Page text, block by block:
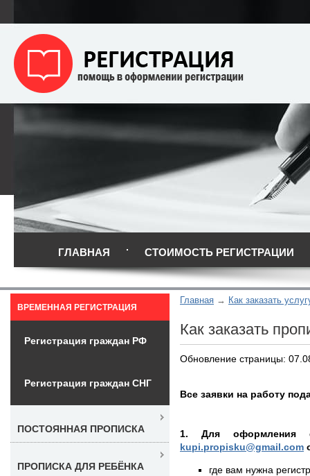
ГЛАВНАЯ СТОИМОСТЬ РЕГИСТРАЦИИ
Главная Как заказать
Как заказать
Обновление страницы:
Все заявки на работу
1. Для оформления
kupi.propisku@gmail.com
где вам нужна
ВРЕМЕННАЯ РЕГИСТРАЦИЯ
Регистрация граждан РФ
Регистрация граждан СНГ
ПОСТОЯННАЯ ПРОПИСКА
ПРОПИСКА ДЛЯ РЕБЁНКА